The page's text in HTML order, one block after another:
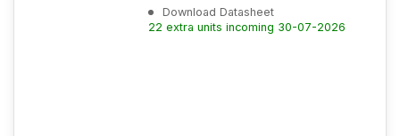
Download Datasheet
22 extra units incoming 30-07-2026